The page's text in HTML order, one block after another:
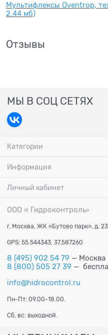
Мультифлексы Oventrop,
2.44 мб)
Отзывы
МЫ В СОЦ СЕТЯХ
Категории
Информация
Личный кабинет
ООО « Гидроконтроль»
г. Москва, ЖК «Бутово парк», д.
GPS: 55.544343, 37.587260
8 (495) 902 54 79 — Москва
8 (800) 505 27 39 —
info@hidrocontrol.ru
Пн-Пт: 09.00-18.00.
Сб, вс: выходной.